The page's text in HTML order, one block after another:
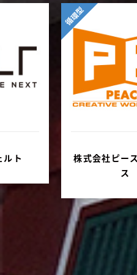
ルト
循環型
株式会社ピー
ス